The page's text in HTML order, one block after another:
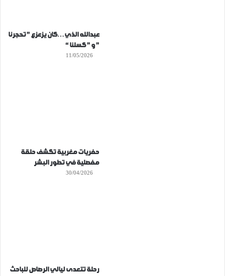
عبدالله الذي…كان يزعزع ” تحجرنا
” و ” كسلنا “
11/05/2026
حفريات مغربية تكشف حلقة
مفصلية في تطور البشر
30/04/2026
رحلة تتعدى ليالي الرصاص للباحث